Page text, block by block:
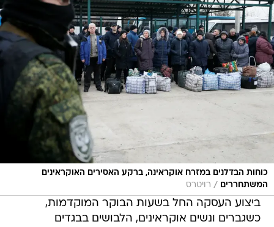
כוחות הבדלנים במזרח אוקראינה, ברקע האסירים האוקראינים
המשתחררים
/ רויטרס
ביצוע העסקה החל בשעות הבוקר המוקדמות,
כשגברים ונשים אוקראינים, הלבושים בבגדים